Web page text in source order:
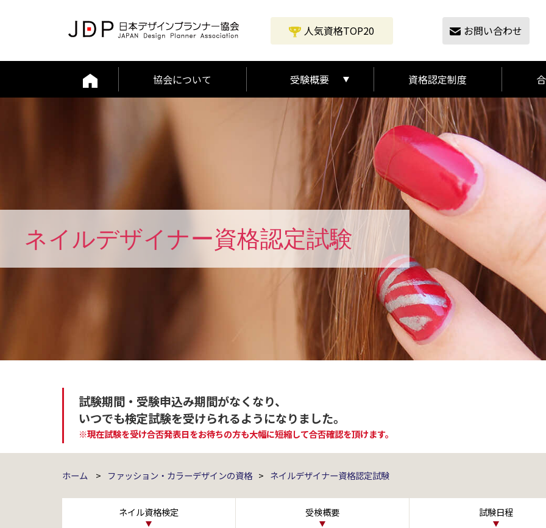
人気資格TOP20 お問い合わせ
協会について 受験概要
受験概要
受験の流れ
資格認定制度
ネイルデザイナー資格認定試験
試験期間・受験申込み期間がなくなり、
いつでも検定試験を受けられるようになりました。
※現在試験を受け合否発表日をお待ちの方も大幅に短縮して合否確認を頂けます。
ホーム > ファッション・カラーデザインの資格 > ネイルデザイナー資格認定試験
ネイル資格検定 受検概要 試験日程